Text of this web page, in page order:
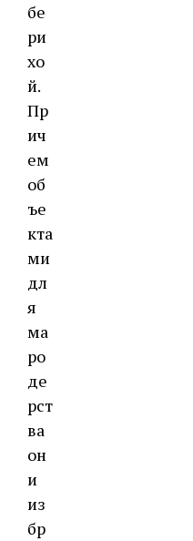
бе
ри
хо
й.
Пр
ич
ем
об
ъе
кта
ми
дл
я
ма
ро
де
рст
ва
он
и
из
бр